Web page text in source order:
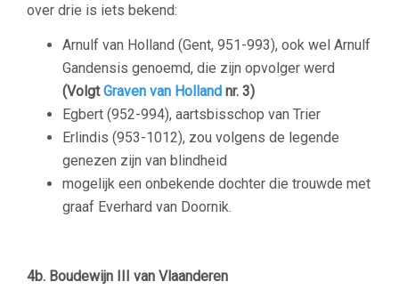
over drie is iets bekend:
Arnulf van Holland (Gent, 951-993), ook wel Arnulf
Gandensis genoemd, die zijn opvolger werd
(VolgtGraven van Holland nr. 3)
Egbert (952-994), aartsbisschop van Trier
Erlindis (953-1012), zou volgens de legende
genezen zijn van blindheid
mogelijk een onbekende dochter die trouwde met
graaf Everhard van Doornik.
4b. Boudewijn III van Vlaanderen